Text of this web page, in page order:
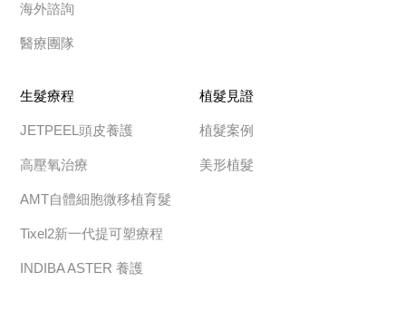
海外諮詢
醫療團隊
生髮療程
JETPEEL頭皮養護
高壓氧治療
AMT自體細胞微移植育髮
Tixel2新一代提可塑療程
INDIBA ASTER 養護
植髮見證
植髮案例
美形植髮